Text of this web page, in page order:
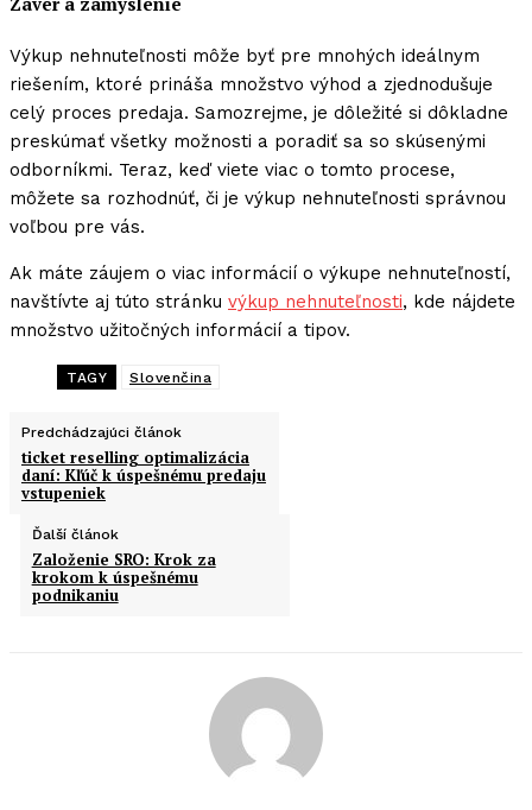
Výkup nehnuteľnosti môže byť pre mnohých ideálnym
riešením, ktoré prináša množstvo výhod a zjednodušuje
celý proces predaja. Samozrejme, je dôležité si dôkladne
preskúmať všetky možnosti a poradiť sa so skúsenými
odborníkmi. Teraz, keď viete viac o tomto procese,
môžete sa rozhodnúť, či je výkup nehnuteľnosti správnou
voľbou pre vás.
Ak máte záujem o viac informácií o výkupe nehnuteľností,
navštívte aj túto stránku výkup nehnuteľnosti, kde nájdete
množstvo užitočných informácií a tipov.
TAGY Slovenčina
Predchádzajúci článok
ticket reselling optimalizácia
daní: Kľúč k úspešnému predaju
vstupeniek
Ďalší článok
Založenie SRO: Krok za
krokom k úspešnému
podnikaniu